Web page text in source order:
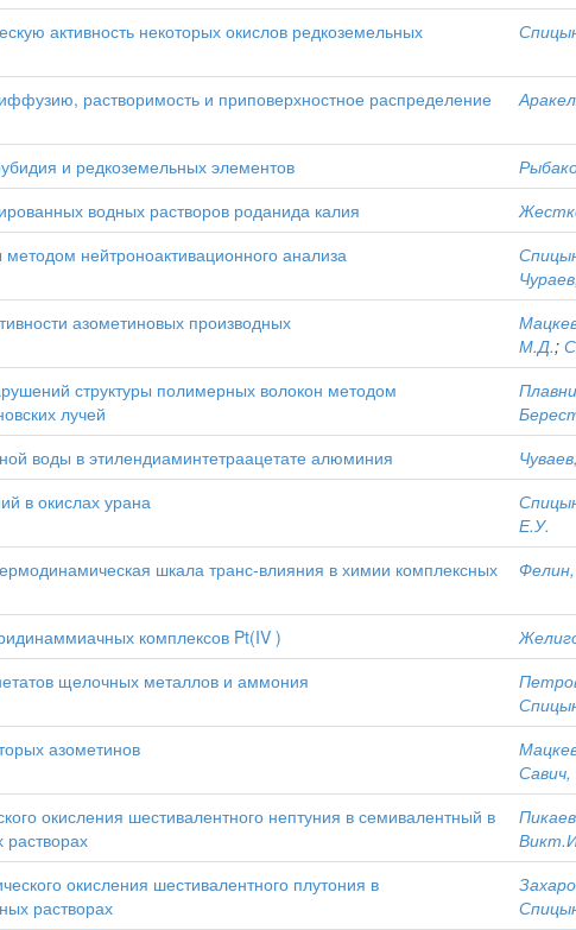
активность некоторых окислов редкоземельных
растворимость и приповерхностное распределение
и редкоземельных элементов
водных растворов роданида калия
нейтроноактивационного анализа
азометиновых производных
М.Д.;
структуры полимерных волокон методом
лучей
воды в этилендиаминтетраацетате алюминия
в окислах урана
Е.У.
шкала транс-влияния в химии комплексных
комплексов Pt(IV )
щелочных металлов и аммония
азометинов
окисления шестивалентного нептуния в семивалентный в
окисления шестивалентного плутония в
растворах